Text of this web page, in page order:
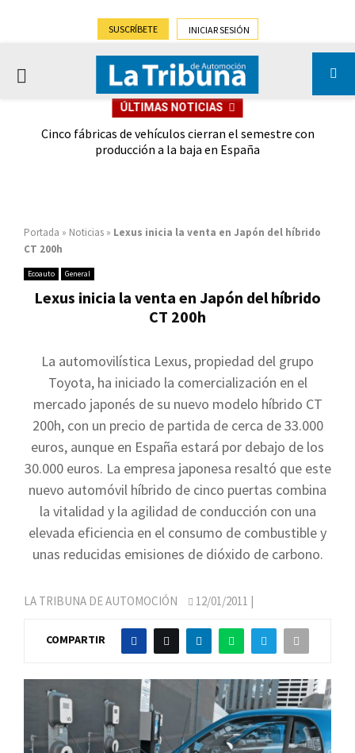
SUSCRÍBETE INICIAR SESIÓN
PRIMARY
ÚLTIMAS NOTICIAS
Cinco fábricas de vehículos cierran el semestre con
producción a la baja en España
Portada » Noticias » Lexus inicia la venta en Japón del híbrido
CT 200h
Ecoauto General
Lexus inicia la venta en Japón del híbrido
CT 200h
La automovilística Lexus, propiedad del grupo
Toyota, ha iniciado la comercialización en el
mercado japonés de su nuevo modelo híbrido CT
200h, con un precio de partida de cerca de 33.000
euros, aunque en España estará por debajo de los
30.000 euros. La empresa japonesa resaltó que este
nuevo automóvil híbrido de cinco puertas combina
la vitalidad y la agilidad de conducción con una
elevada eficiencia en el consumo de combustible y
unas reducidas emisiones de dióxido de carbono.
LA TRIBUNA DE AUTOMOCIÓN 12/01/2011 |
COMPARTIR